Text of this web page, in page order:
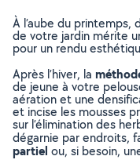
À l’aube du printemps,
de votre jardin mérite
pour un rendu
Après l’hiver, la
de jeune à votre
aération et une
et incise les mousses
sur l’élimination des
dégarnie par endroits,
partiel ou, si besoin,